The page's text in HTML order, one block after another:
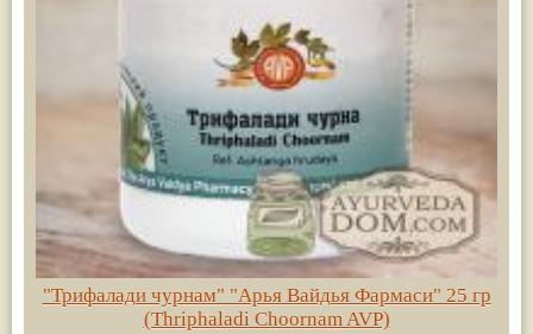
"Трифалади чурнам" "Арья Вайдья Фармаси" 25 гр
(Thriphaladi Choornam AVP)